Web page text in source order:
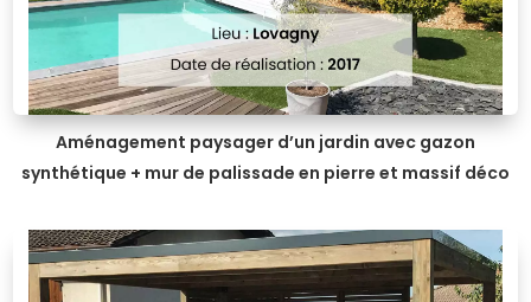
Aménagement paysager d’un jardin avec gazon
synthétique + mur de palissade en pierre et massif déco